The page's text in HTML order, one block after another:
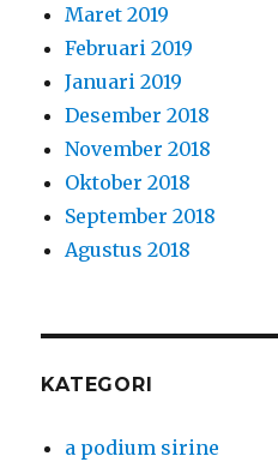
Maret 2019
Februari 2019
Januari 2019
Desember 2018
November 2018
Oktober 2018
September 2018
Agustus 2018
KATEGORI
a podium sirine